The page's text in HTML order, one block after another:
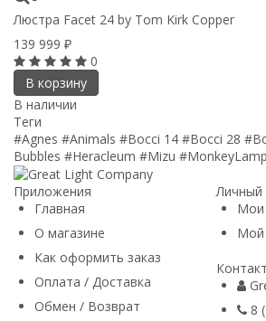
Люстра Facet 24 by Tom Kirk Copper
139 999 ₽
0
В корзину
В наличии
Теги
#Agnes #Animals #Bocci 14 #Bocci 28
Bubbles #Heracleum #Mizu
Приложения
Главная
О магазине
Как оформить заказ
Оплата / Доставка
Обмен / Возврат
Личный
Мои
Мой
8